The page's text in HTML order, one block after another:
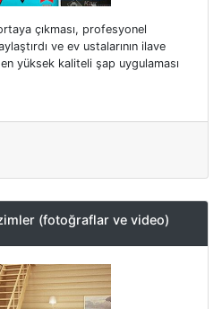
çıkması, profesyonel
ve ev ustalarının ilave
yüksek kaliteli şap uygulaması
(fotoğraflar ve video)